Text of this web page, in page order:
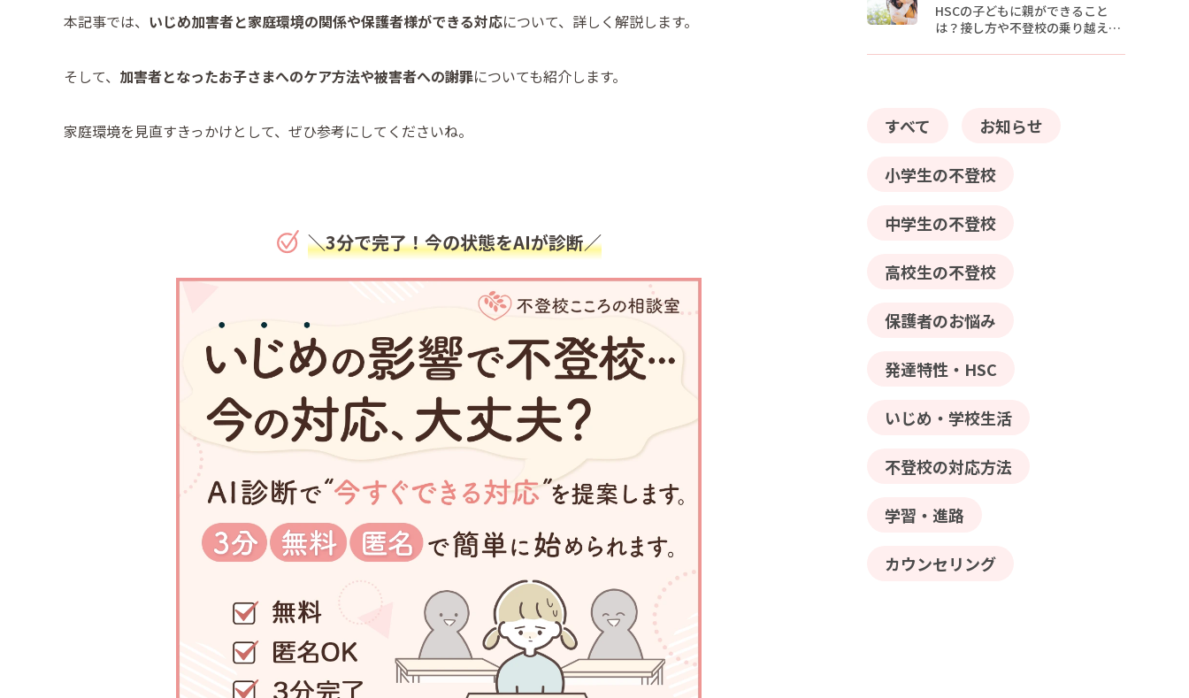
本記事では、 いじめ加害者と家庭環境の関係や保護者様ができる対応について、詳しく解説します。
そして、 加害者となったお子さまへのケア方法や被害者への謝罪についても紹介します。
家庭環境を見直すきっかけとして、ぜひ参考にしてくださいね。
＼3分で完了！今の状態をAIが診断／
HSCの子どもに親ができること
は？接し方や不登校の乗り越え方
すべて お知らせ
小学生の不登校
中学生の不登校
高校生の不登校
保護者のお悩み
発達特性・HSC
いじめ・学校生活
不登校の対応方法
学習・進路
カウンセリング